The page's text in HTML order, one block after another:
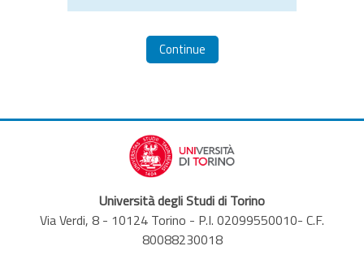
Continue
Università degli Studi di Torino
Via Verdi, 8 - 10124 Torino - P.I. 02099550010- C.F.
80088230018